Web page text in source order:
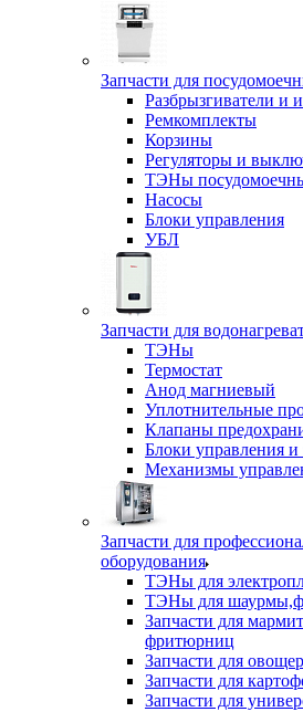
Запчасти для
Разбрызгиватели и
Ремкомплекты
Корзины
Регуляторы и
ТЭНы
Насосы
Блоки управления
УБЛ
Запчасти для
ТЭНы
Термостат
Анод магниевый
Уплотнительные
Клапаны
Блоки управления
Механизмы
Запчасти для
оборудования
ТЭНы для
ТЭНы для
Запчасти для
фритюрниц
Запчасти для
Запчасти для
Запчасти для